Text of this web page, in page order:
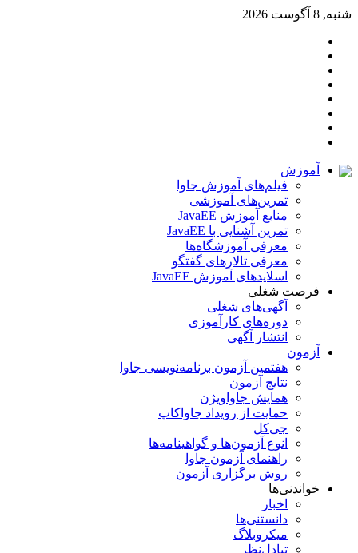
شنبه, 8 آگوست 2026
آموزش
فیلم‌های آموزش جاوا
تمرین‌های آموزشی
منابع آموزش JavaEE
تمرین آشنایی با JavaEE
معرفی آموزشگاه‌ها
معرفی تالارهای گفتگو
اسلایدهای آموزش JavaEE
فرصت شغلی
آگهی‌های شغلی
دوره‌های کارآموزی
انتشار آگهی
آزمون
هفتمین آزمون برنامه‌نویسی جاوا
نتایج آزمون
همایش جاواویژن
حمایت از رویداد جاواکاپ
جی‌کل
انوع آزمون‌ها و گواهینامه‌ها
راهنمای آزمون جاوا
روش برگزاری آزمون
خواندنی‌ها
اخبار
دانستنی‌ها
میکروبلاگ
تبادل‌نظر